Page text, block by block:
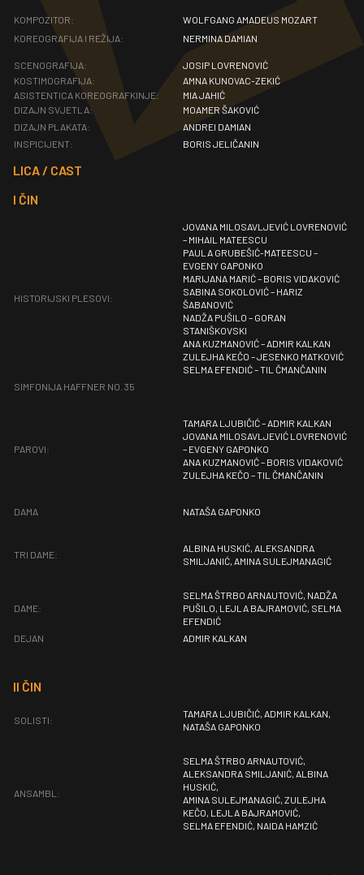
KOMPOZITOR:
WOLFGANG AMADEUS MOZART
KOREOGRAFIJA I REŽIJA:
NERMINA DAMIAN
SCENOGRAFIJA:
JOSIP LOVRENOVIĆ
KOSTIMOGRAFIJA:
AMNA KUNOVAC-ZEKIĆ
ASISTENTICA KOREOGRAFKINJE:
MIA JAHIĆ
DIZAJN SVJETLA:
MOAMER ŠAKOVIĆ
DIZAJN PLAKATA:
ANDREI DAMIAN
INSPICIJENT:
BORIS JELIČANIN
LICA / CAST
I ČIN
HISTORIJSKI PLESOVI:
JOVANA MILOSAVLJEVIĆ LOVRENOVIĆ
– MIHAIL MATEESCU
PAULA GRUBEŠIĆ-MATEESCU –
EVGENY GAPONKO
MARIJANA MARIĆ – BORIS VIDAKOVIĆ
SABINA SOKOLOVIĆ – HARIZ
ŠABANOVIĆ
NADŽA PUŠILO – GORAN
STANIŠKOVSKI
ANA KUZMANOVIĆ – ADMIR KALKAN
ZULEJHA KEČO – JESENKO MATKOVIĆ
SELMA EFENDIĆ – TIL ČMANČANIN
SIMFONIJA HAFFNER NO. 35
PAROVI:
TAMARA LJUBIČIĆ – ADMIR KALKAN
JOVANA MILOSAVLJEVIĆ LOVRENOVIĆ
– EVGENY GAPONKO
ANA KUZMANOVIĆ – BORIS VIDAKOVIĆ
ZULEJHA KEČO – TIL ČMANČANIN
DAMA NATAŠA GAPONKO
TRI DAME:
ALBINA HUSKIĆ, ALEKSANDRA
SMILJANIĆ, AMINA SULEJMANAGIĆ
DAME:
SELMA ŠTRBO ARNAUTOVIĆ, NADŽA
PUŠILO, LEJLA BAJRAMOVIĆ, SELMA
EFENDIĆ
DEJAN
ADMIR KALKAN
II ČIN
SOLISTI:
TAMARA LJUBIČIĆ, ADMIR KALKAN,
NATAŠA GAPONKO
ANSAMBL:
SELMA ŠTRBO ARNAUTOVIĆ,
ALEKSANDRA SMILJANIĆ, ALBINA
HUSKIĆ,
AMINA SULEJMANAGIĆ, ZULEJHA
KEČO, LEJLA BAJRAMOVIĆ,
SELMA EFENDIĆ, NAIDA HAMZIĆ